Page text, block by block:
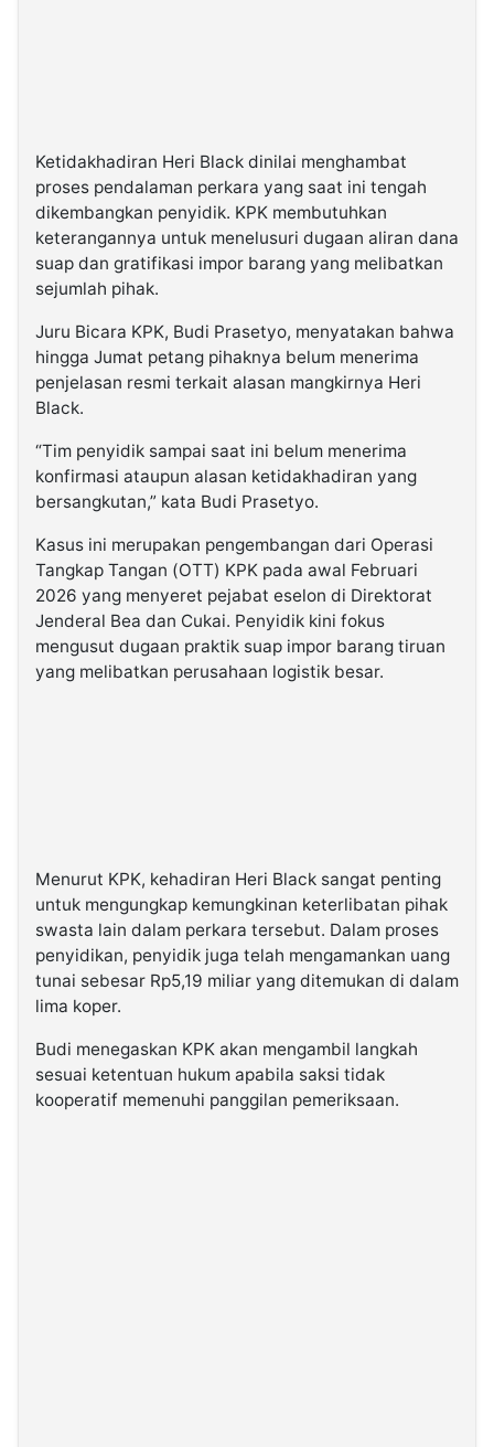
Ketidakhadiran Heri Black dinilai menghambat
proses pendalaman perkara yang saat ini tengah
dikembangkan penyidik. KPK membutuhkan
keterangannya untuk menelusuri dugaan aliran dana
suap dan gratifikasi impor barang yang melibatkan
sejumlah pihak.
Juru Bicara KPK, Budi Prasetyo, menyatakan bahwa
hingga Jumat petang pihaknya belum menerima
penjelasan resmi terkait alasan mangkirnya Heri
Black.
“Tim penyidik sampai saat ini belum menerima
konfirmasi ataupun alasan ketidakhadiran yang
bersangkutan,” kata Budi Prasetyo.
Kasus ini merupakan pengembangan dari Operasi
Tangkap Tangan (OTT) KPK pada awal Februari
2026 yang menyeret pejabat eselon di Direktorat
Jenderal Bea dan Cukai. Penyidik kini fokus
mengusut dugaan praktik suap impor barang tiruan
yang melibatkan perusahaan logistik besar.
Menurut KPK, kehadiran Heri Black sangat penting
untuk mengungkap kemungkinan keterlibatan pihak
swasta lain dalam perkara tersebut. Dalam proses
penyidikan, penyidik juga telah mengamankan uang
tunai sebesar Rp5,19 miliar yang ditemukan di dalam
lima koper.
Budi menegaskan KPK akan mengambil langkah
sesuai ketentuan hukum apabila saksi tidak
kooperatif memenuhi panggilan pemeriksaan.